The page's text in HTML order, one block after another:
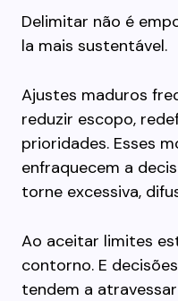
Delimitar não é
la mais sustentável.
Ajustes maduros
reduzir escopo,
prioridades. Esses
enfraquecem a
torne excessiva,
Ao aceitar limites
contorno. E
tendem a